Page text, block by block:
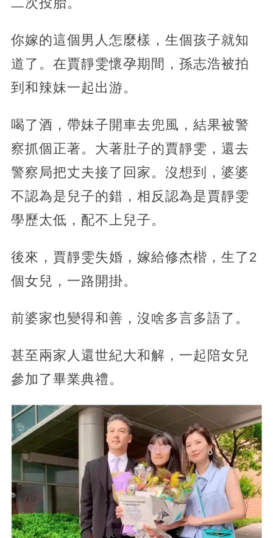
你嫁的這個男人怎麼樣，生個孩子就知
道了。在賈靜雯懷孕期間，孫志浩被拍
到和辣妹一起出游。
喝了酒，帶妹子開車去兜風，結果被警
察抓個正著。大著肚子的賈靜雯，還去
警察局把丈夫接了回家。沒想到，婆婆
不認為是兒子的錯，相反認為是賈靜雯
學歷太低，配不上兒子。
後來，賈靜雯失婚，嫁給修杰楷，生了2
個女兒，一路開掛。
前婆家也變得和善，沒啥多言多語了。
甚至兩家人還世紀大和解，一起陪女兒
參加了畢業典禮。